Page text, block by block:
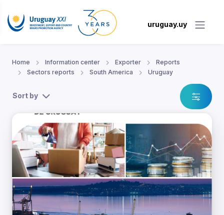
uruguay.uy
Home Information center Exporter
Reports
Sectors reports
South America Uruguay
Sort by